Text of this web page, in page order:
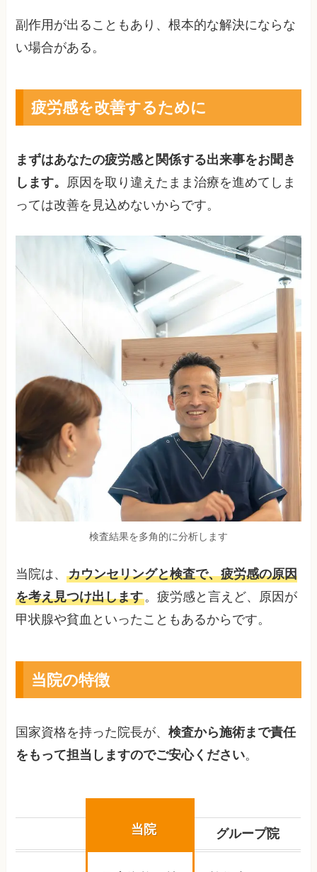
副作用が出ることもあり、根本的な解決にならな
い場合がある。
疲労感を改善するために
まずはあなたの疲労感と関係する出来事をお聞き
します。 原因を取り違えたまま治療を進めてしま
っては改善を見込めないからです。
検査結果を多角的に分析します
当院は、カウンセリングと検査で、疲労感の原因
を考え見つけ出します。疲労感と言えど、原因が
甲状腺や貧血といったこともあるからです。
当院の特徴
国家資格を持った院長が、検査から施術まで責任
をもって担当しますのでご安心ください。
当院 グループ院